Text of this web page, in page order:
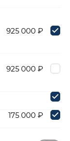
925 000 ₽
925 000 ₽
175 000 ₽